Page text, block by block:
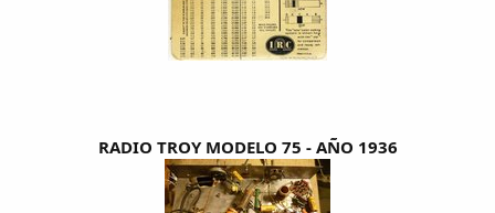
RADIO TROY MODELO 75 - AÑO 1936